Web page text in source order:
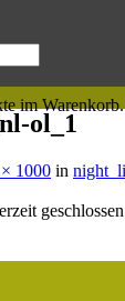
im Warenkorb.
ol_1
1000 in